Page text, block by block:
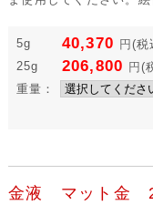
5g 40,370 円 (税
25g
206,800 円(
重量：
金液 マット金